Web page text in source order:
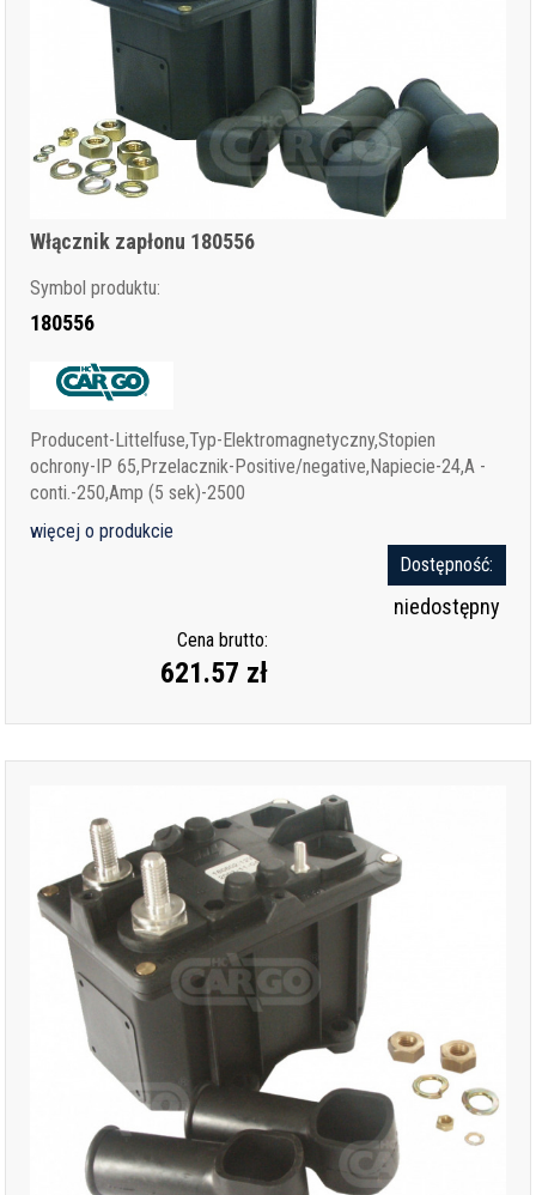
Włącznik zapłonu 180556
Symbol produktu:
180556
Producent-Littelfuse,Typ-Elektromagnetyczny,Stopien
ochrony-IP 65,Przelacznik-Positive/negative,Napiecie-24,A -
conti.-250,Amp (5 sek)-2500
więcej o produkcie
Dostępność:
niedostępny
Cena brutto:
621.57 zł